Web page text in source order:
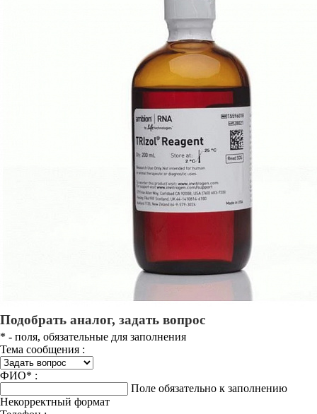
Подобрать аналог, задать вопрос
* - поля, обязательные для заполнения
Тема сообщения :
ФИО* :
Поле обязательно к заполнению
Некорректный формат